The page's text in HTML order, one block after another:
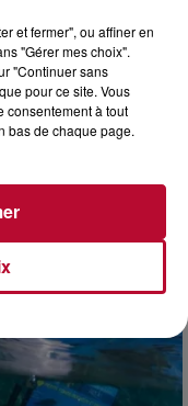
et fermer", ou affiner en
"Gérer mes choix".
"Continuer sans
pour ce site. Vous
consentement à tout
bas de chaque page.